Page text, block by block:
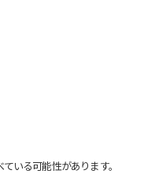
いる可能性があります。